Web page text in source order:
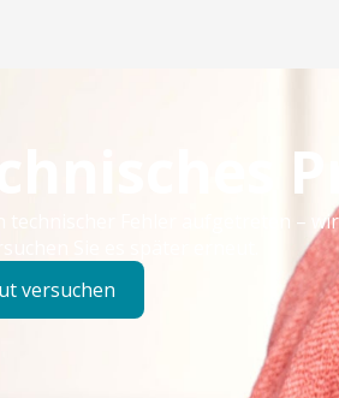
technischer Fehler aufgetreten –
Sie es später erneut.
versuchen